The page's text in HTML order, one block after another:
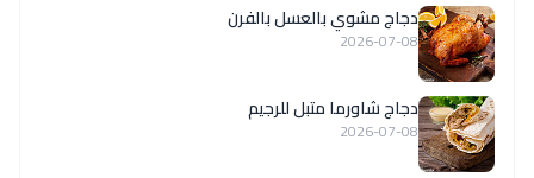
دجاج مشوي بالعسل بالفرن
2026-07-08
دجاج شاورما متبل للرجيم
2026-07-08